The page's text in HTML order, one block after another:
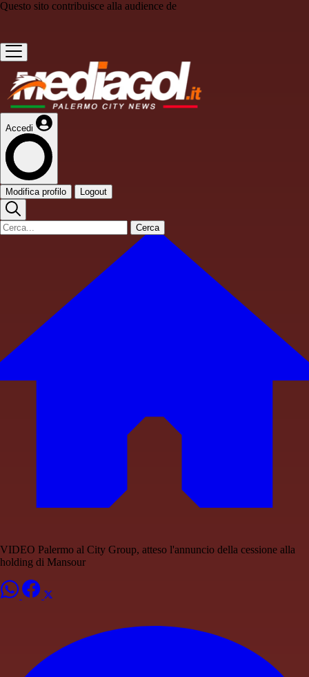
Questo sito contribuisce alla audience de
Accedi
Modifica profilo Logout
Cerca
VIDEO Palermo al City Group, atteso l'annuncio della cessione alla
holding di Mansour